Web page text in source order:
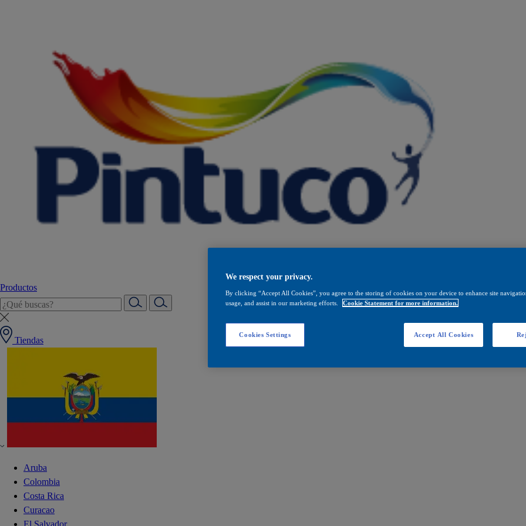
Productos
Tiendas
Aruba
Colombia
Costa Rica
Curacao
El Salvador
We respect your privacy.
By clicking “Accept All Cookies”, you agree to the storing of cookies on your device to enhance site
usage, and assist in our marketing efforts.
Cookie Statement for more information.
Cookies Settings Accept All Cookies